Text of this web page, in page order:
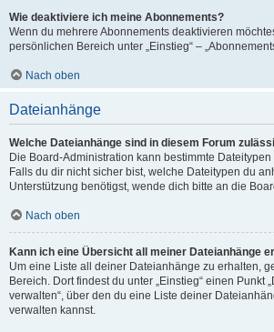
Wie deaktiviere ich meine Abonnements?
Wenn du mehrere Abonnements deaktivieren
persönlichen Bereich unter „Einstieg“ –
Nach oben
Dateianhänge
Welche Dateianhänge sind in diesem Forum
Die Board-Administration kann bestimmte
Falls du dir nicht sicher bist, welche Dateitypen du
Unterstützung benötigst, wende dich bitte an die
Nach oben
Kann ich eine Übersicht all meiner Dateianhänge
Um eine Liste all deiner Dateianhänge zu erhalten,
Bereich. Dort findest du unter „Einstieg“ einen Punkt
verwalten“, über den du eine Liste deiner
verwalten kannst.